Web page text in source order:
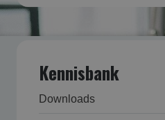
Kennisbank
Downloads